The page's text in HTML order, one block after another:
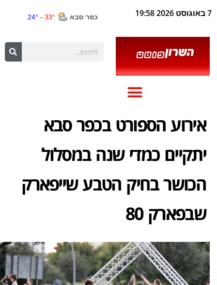
7 באוגוסט 2026 19:58
אירוע הספורט בכפר סבא
יתקיים כמדי שנה במסלול
הכושר בחיק הטבע שייפארק
שבפארק 80